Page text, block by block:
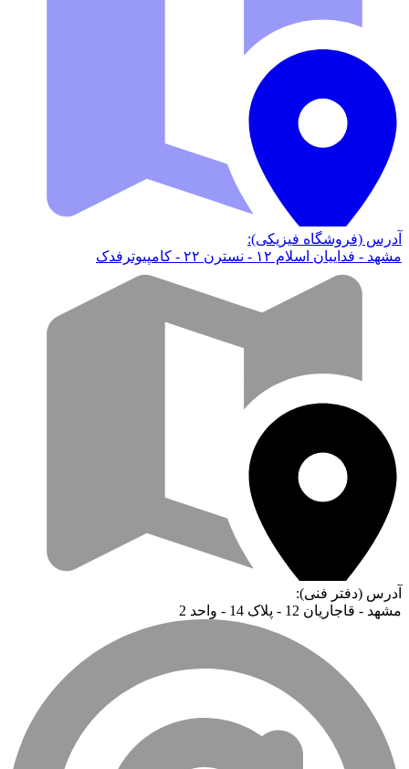
آدرس (فروشگاه فیزیکی):
مشهد - فداییان اسلام ۱۲ - نسترن ۲۲ - کامپیوترفدک
آدرس (دفتر فنی):
مشهد - قاجاریان 12 - پلاک 14 - واحد 2